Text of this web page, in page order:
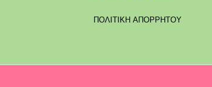
ΠΟΛΙΤΙΚΉ ΑΠΟΡΡΉΤΟΥ